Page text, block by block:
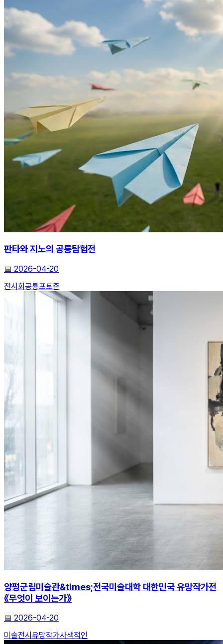
판타와 지노의 공룡탐험전
📅 2026-04-20
전시회공룡포토존
양평군립미술관&times;전국미술대학 대한민국 유망작가전
《무엇이 보이는가》
📅 2026-04-20
미술전시 유망작가사색적인